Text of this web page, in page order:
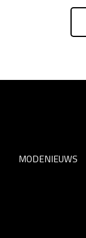
MODENIEUWS